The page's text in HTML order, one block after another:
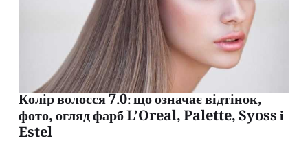
Колір волосся 7.0: що означає відтінок,
фото, огляд фарб L’Oreal, Palette, Syoss і
Estel